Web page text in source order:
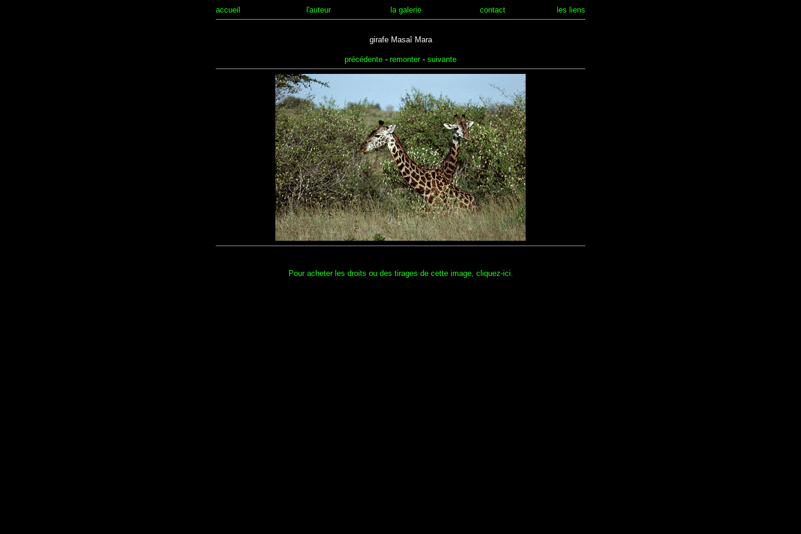
accueil l'auteur la galerie contact les liens
girafe Masaî Mara
précédente - remonter- suivante
Pour acheter les droits ou des tirages de cette image, cliquez-ici.